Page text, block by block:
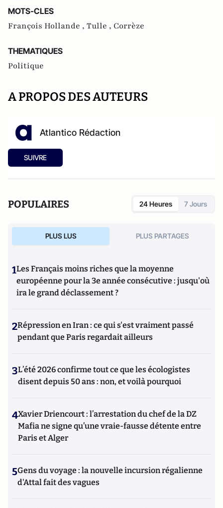
MOTS-CLES
François Hollande , Tulle , Corrèze
THEMATIQUES
Politique
A PROPOS DES AUTEURS
Atlantico Rédaction
SUIVRE
POPULAIRES 24 Heures 7 Jours
PLUS LUS PLUS PARTAGES
1Les Français moins riches que la moyenne
européenne pour la 3e année consécutive : jusqu'où
ira le grand déclassement ?
2Répression en Iran : ce qui s'est vraiment passé
pendant que Paris regardait ailleurs
3L’été 2026 confirme tout ce que les écologistes
disent depuis 50 ans : non, et voilà pourquoi
4Xavier Driencourt : l’arrestation du chef de la DZ
Mafia ne signe qu’une vraie-fausse détente entre
Paris et Alger
5Gens du voyage : la nouvelle incursion régalienne
d'Attal fait des vagues